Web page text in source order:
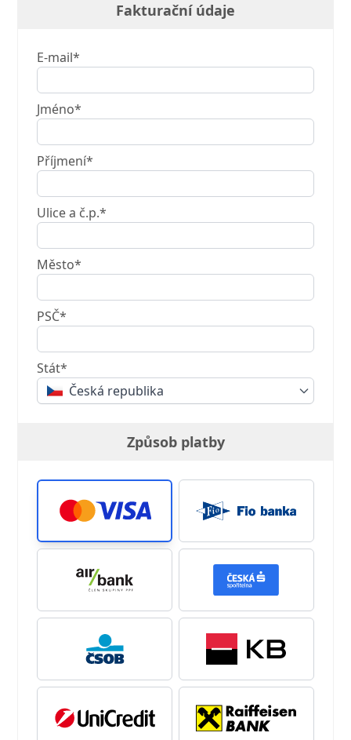
Fakturační údaje
E-mail*
Jméno*
Příjmení*
Ulice a č.p.*
Město*
PSČ*
Stát*
Česká republika
Způsob platby